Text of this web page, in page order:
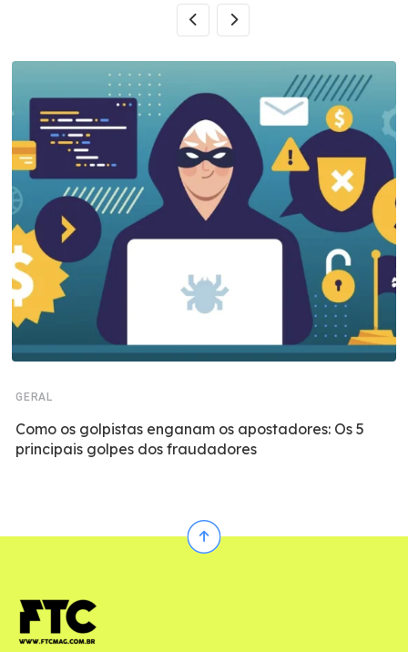
GERAL
Como os golpistas enganam os apostadores: Os 5
principais golpes dos fraudadores